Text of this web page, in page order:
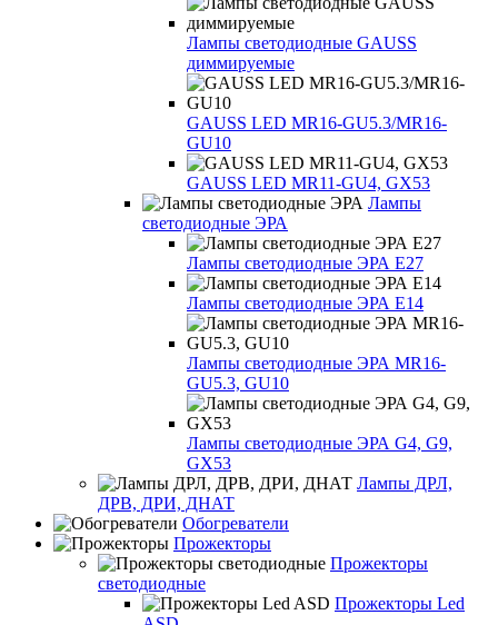
Лампы светодиодные GAUSS
диммируемые
GAUSS LED MR16-GU5.3/MR16-
GU10
GAUSS LED MR11-GU4, GX53
Лампы
светодиодные ЭРА
Лампы светодиодные ЭРА Е27
Лампы светодиодные ЭРА Е14
Лампы светодиодные ЭРА MR16-
GU5.3, GU10
Лампы светодиодные ЭРА G4, G9,
GX53
Лампы ДРЛ,
ДРВ, ДРИ, ДНАТ
Обогреватели
Прожекторы
Прожекторы
светодиодные
Прожекторы Led